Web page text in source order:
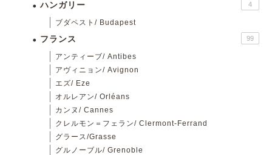
ハンガリー 4
ブダペスト/ Budapest
フランス 99
アンティーブ/ Antibes
アヴィニョン/ Avignon
エズ/ Eze
オルレアン/ Orléans
カンヌ/ Cannes
クレルモン＝フェラン/ Clermont-Ferrand
グラース/Grasse
グルノーブル/ Grenoble